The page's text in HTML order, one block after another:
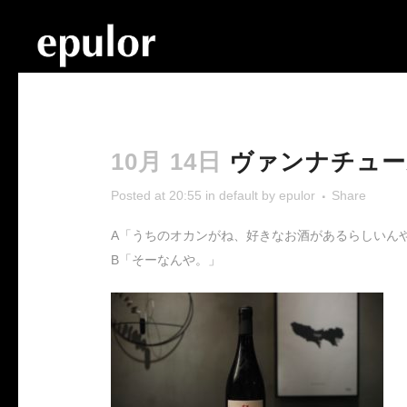
10月 14日 ヴァンナチュ
Posted at 20:55 in default by epulor Share
A「うちのオカンがね、好きなお酒があるらしいん
B「そーなんや。」